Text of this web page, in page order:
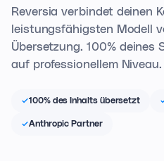
Reversia verbindet deinen
leistungsfähigsten Modell
Übersetzung. 100% deines
auf professionellem Niveau.
100% des Inhalts übersetzt
Anthropic Partner